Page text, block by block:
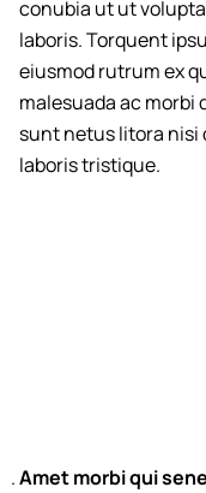
conubia ut ut
laboris. Torquent
eiusmod rutrum ex
malesuada ac morbi
sunt netus litora nisi
laboris tristique.
Amet morbi qui